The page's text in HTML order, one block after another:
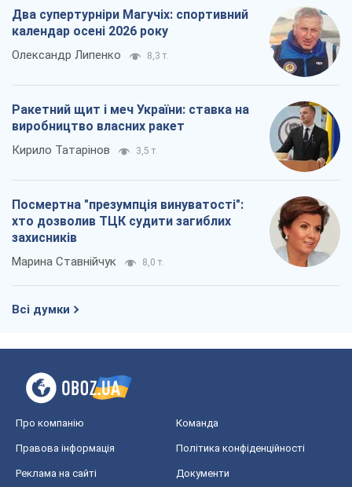
Два супертурніри Магучіх: спортивний
календар осені 2026 року
Олександр Липенко 8,3 т.
Ракетний щит і меч України: ставка на
виробництво власних ракет
Кирило Татарінов 3,5 т.
Посмертна "презумпція винуватості":
хто дозволив ТЦК судити загиблих
захисників
Марина Ставнійчук 8,0 т.
Всі думки
Про компанію Команда
Правова інформація Політика конфіденційності
Реклама на сайті Документи